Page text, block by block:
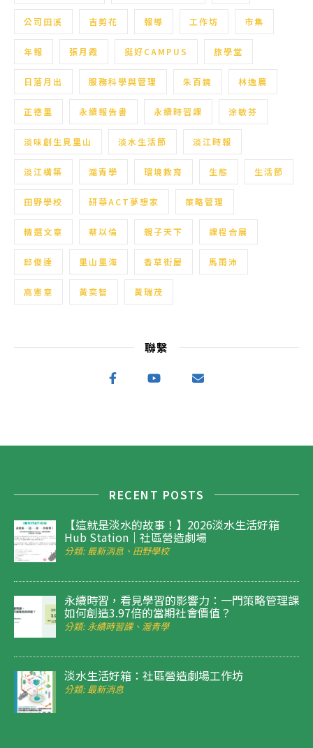
公司田溪 吉剪花 報導 工作坊 市集
年報 張月霞 挺好CAMPUS 旅學堂
日落月出 服務科學與管理 朱百鏡 林逸農
正德里 永續報告書 永續時習課 涂敏芬
淡味創生見里山 淡水生活節 淡江時報
淡江構築 滬青學 環境教育 生態 生活節
田野學校 研華ACT夢想家 策略管理
精選文章 蔡以倫 親子天下 課程合展
邱俊達 里山里海 香草街屋 馬雨沛
高憲章 黃奕智 黃瑞茂
聯繫
RECENT POSTS
【這就是淡水的故事！】2026淡水生活好箱
Hub Station｜社區營造劇場
分類: 最新消息、田野學校
永續時習，看見學習的影響力：一門策略管理課
如何創造3.97倍的當期社會價值？
分類: 永續時習課、滬青學
淡水生活好箱：社區營造劇場工作坊
分類: 最新消息